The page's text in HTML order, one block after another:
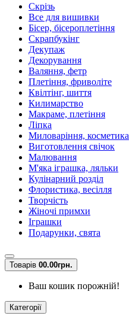
Скрізь
Все для вишивки
Бісер, бісероплетіння
Скрапбукінг
Декупаж
Декорування
Валяння, фетр
Плетіння, фриволіте
Квілтінг, шиття
Килимарство
Макраме, плетіння
Ліпка
Миловаріння, косметика
Виготовлення свічок
Малювання
М'яка іграшка, ляльки
Кулінарний розділ
Флористика, весілля
Творчість
Жіночі примхи
Іграшки
Подарунки, свята
Товарів 00.00грн.
Ваш кошик порожній!
Категорії